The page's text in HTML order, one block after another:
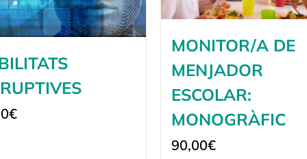
€
MONITOR/A DE
MENJADOR
ESCOLAR:
MONOGRÀFIC
90,00€